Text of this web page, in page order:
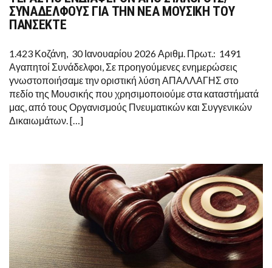
ΣΥΝΑΔΕΛΦΟΥΣ ΓΙΑ ΤΗΝ ΝΕΑ ΜΟΥΣΙΚΗ ΤΟΥ
ΠΑΝΣΕΚΤΕ
1.423 Κοζάνη, 30 Ιανουαρίου 2026 Αριθμ. Πρωτ.: 1491
Αγαπητοί Συνάδελφοι, Σε προηγούμενες ενημερώσεις
γνωστοποιήσαμε την οριστική λύση ΑΠΑΛΛΑΓΗΣ στο
πεδίο της Μουσικής που χρησιμοποιούμε στα καταστήματά
μας, από τους Οργανισμούς Πνευματικών και Συγγενικών
Δικαιωμάτων. […]